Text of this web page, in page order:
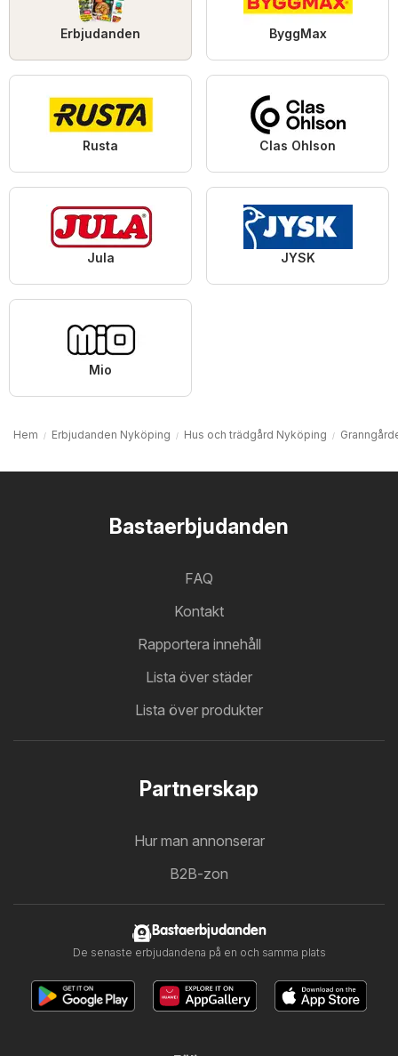
Erbjudanden ByggMax
Rusta Clas Ohlson
Jula JYSK
Mio
Hem Erbjudanden Nyköping Hus och trädgård Nyköping
Bastaerbjudanden
FAQ
Kontakt
Rapportera innehåll
Lista över städer
Lista över produkter
Partnerskap
Hur man annonserar
B2B-zon
Bastaerbjudanden
De senaste erbjudandena på en och samma plats